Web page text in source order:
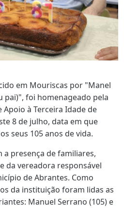
em Mouriscas por "Manel
pai)", foi homenageado pela
Apoio à Terceira Idade de
8 de julho, data em que
seus 105 anos de vida.
presença de familiares,
da vereadora responsável
de Abrantes. Como
da instituição foram lidas as
Manuel Serrano (105) e